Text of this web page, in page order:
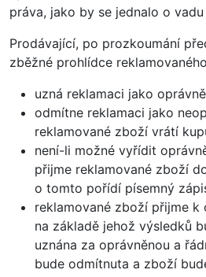
práva, jako by se jednalo o
Prodávající, po prozkoumání
zběžné prohlídce
uzná reklamaci jako
odmítne reklamaci jako
reklamované zboží vrátí
není-li možné vyřídit
přijme reklamované zboží
o tomto pořídí písemný
reklamované zboží přijme k
na základě jehož výsledků
uznána za oprávněnou a
bude odmítnuta a zboží